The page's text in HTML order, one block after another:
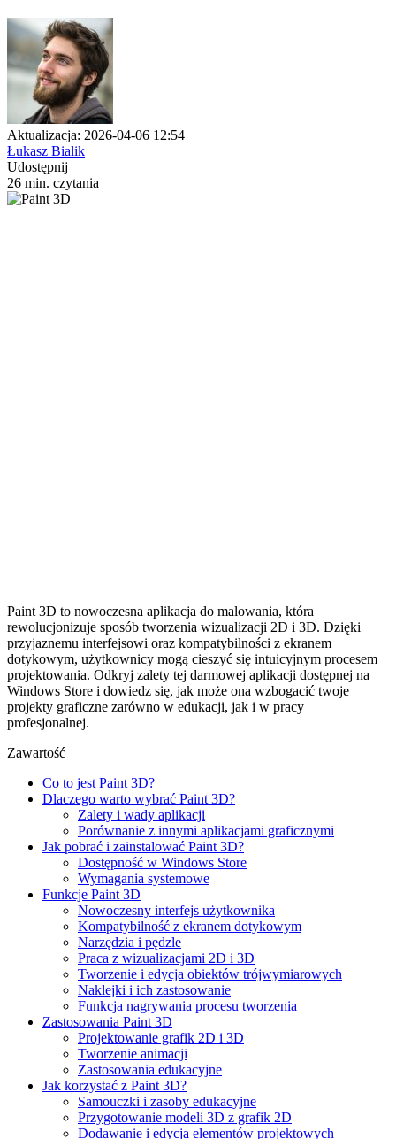
Aktualizacja: 2026-04-06 12:54
Łukasz Bialik
Udostępnij
26 min. czytania
Paint 3D to nowoczesna aplikacja do malowania, która
rewolucjonizuje sposób tworzenia wizualizacji 2D i 3D. Dzięki
przyjaznemu interfejsowi oraz kompatybilności z ekranem
dotykowym, użytkownicy mogą cieszyć się intuicyjnym procesem
projektowania. Odkryj zalety tej darmowej aplikacji dostępnej na
Windows Store i dowiedz się, jak może ona wzbogacić twoje
projekty graficzne zarówno w edukacji, jak i w pracy
profesjonalnej.
Zawartość
Co to jest Paint 3D?
Dlaczego warto wybrać Paint 3D?
Zalety i wady aplikacji
Porównanie z innymi aplikacjami graficznymi
Jak pobrać i zainstalować Paint 3D?
Dostępność w Windows Store
Wymagania systemowe
Funkcje Paint 3D
Nowoczesny interfejs użytkownika
Kompatybilność z ekranem dotykowym
Narzędzia i pędzle
Praca z wizualizacjami 2D i 3D
Tworzenie i edycja obiektów trójwymiarowych
Naklejki i ich zastosowanie
Funkcja nagrywania procesu tworzenia
Zastosowania Paint 3D
Projektowanie grafik 2D i 3D
Tworzenie animacji
Zastosowania edukacyjne
Jak korzystać z Paint 3D?
Samouczki i zasoby edukacyjne
Przygotowanie modeli 3D z grafik 2D
Dodawanie i edycja elementów projektowych